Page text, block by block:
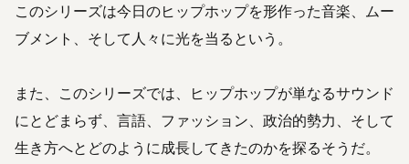
このシリーズは今日のヒップホップを形作った音楽、ムー
ブメント、そして人々に光を当るという。
また、このシリーズでは、ヒップホップが単なるサウンド
にとどまらず、言語、ファッション、政治的勢力、そして
生き方へとどのように成長してきたのかを探るそうだ。